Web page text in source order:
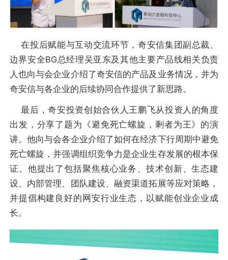
在投后赋能与互动交流环节，奇安信集团副总裁、
边界安全BG总经理吴亚东及其他主要产品线相关负责
人也向与会企业介绍了奇安信的产品及业务情况，并为
奇安信与各企业的后续协同合作提供了新思路。
最后，奇安投资创始合伙人王鹏飞从投资人的角度
出发，分享了题为《避免死亡螺旋，剩者为王》的演
讲。他向与会各企业介绍了如何在经济下行周期中避免
死亡螺旋，并强调组织竞争力是企业生存发展的根本保
证。他提出了包括聚焦核心业务、技术创新、生态建
设、内部管理、团队建设、融资渠道拓展等应对策略，
并提倡构建良好的网安行业生态，以赋能创业企业成
长。